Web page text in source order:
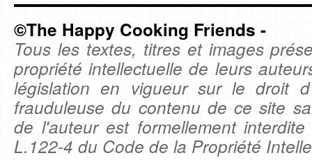
©The Happy Cooking Friends -
Tous les textes, titres et images
propriété intellectuelle de leurs
législation en vigueur sur le droit
frauduleuse du contenu de ce site
de l'auteur est formellement
L.122-4 du Code de la Propriété